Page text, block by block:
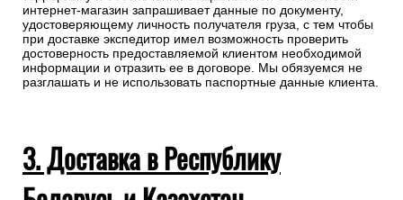
интернет-магазин запрашивает данные по документу,
удостоверяющему личность получателя груза, с тем чтобы
при доставке экспедитор имел возможность проверить
достоверность предоставляемой клиентом необходимой
информации и отразить ее в договоре. Мы обязуемся не
разглашать и не использовать паспортные данные клиента.
3. Доставка в Республику